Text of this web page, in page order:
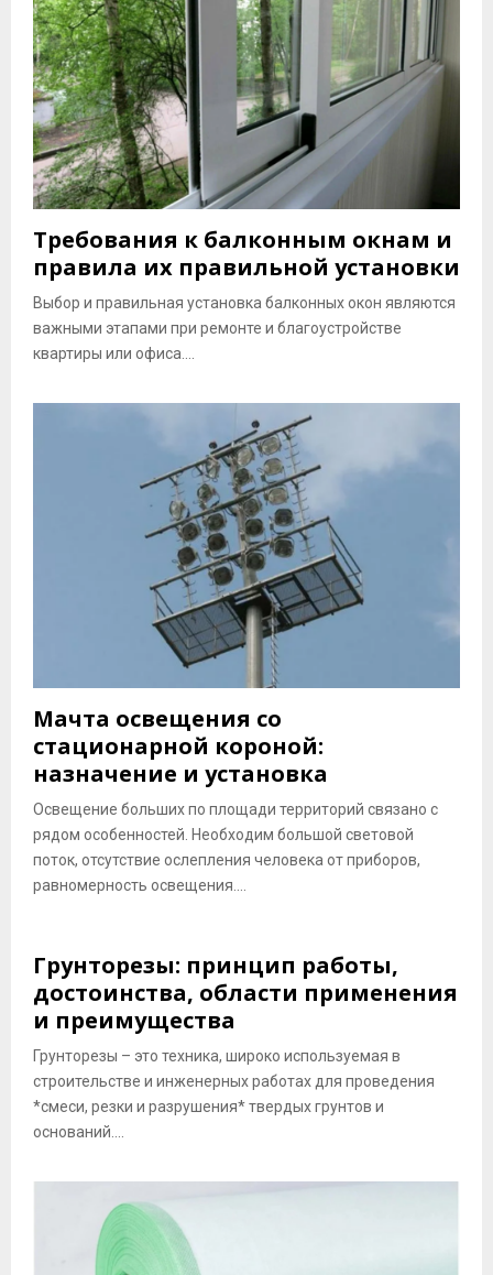
Требования к балконным окнам и
правила их правильной установки
Выбор и правильная установка балконных окон являются
важными этапами при ремонте и благоустройстве
квартиры или офиса....
Мачта освещения со
стационарной короной:
назначение и установка
Освещение больших по площади территорий связано с
рядом особенностей. Необходим большой световой
поток, отсутствие ослепления человека от приборов,
равномерность освещения....
Грунторезы: принцип работы,
достоинства, области применения
и преимущества
Грунторезы – это техника, широко используемая в
строительстве и инженерных работах для проведения
*смеси, резки и разрушения* твердых грунтов и
оснований....